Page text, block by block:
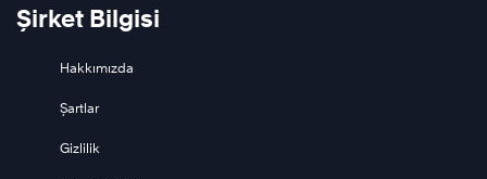
Şirket Bilgisi
Hakkımızda
Şartlar
Gizlilik